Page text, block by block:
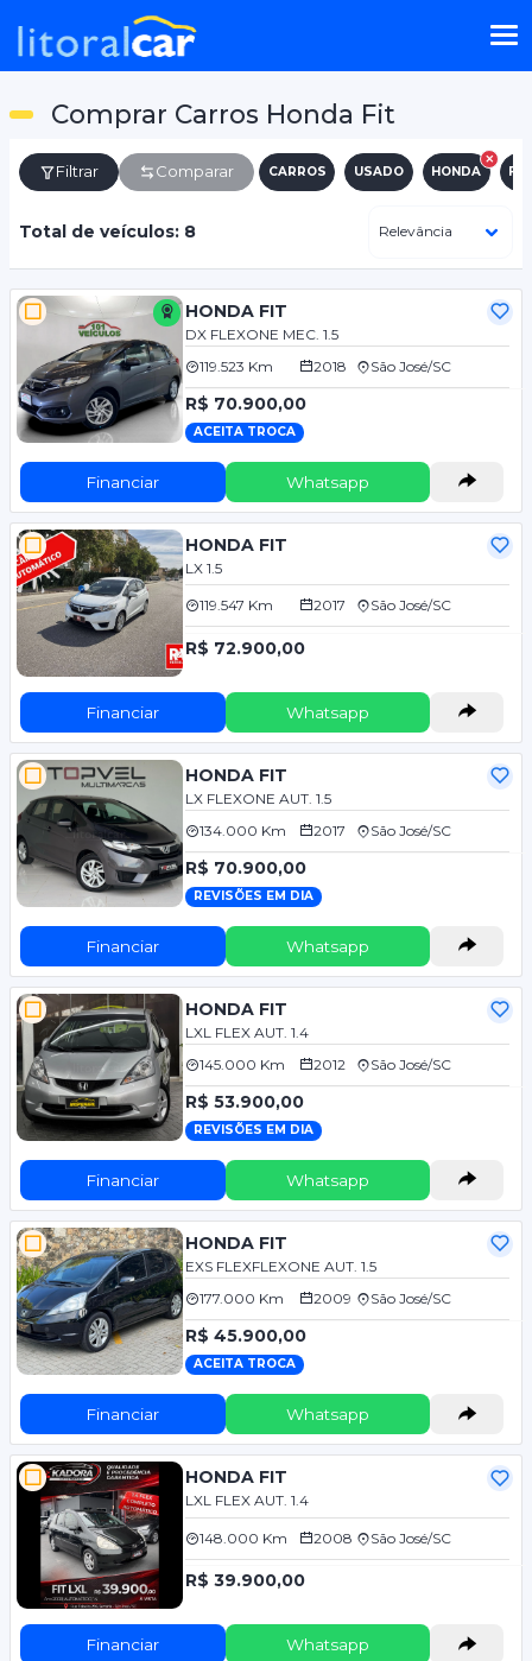
Comprar Carros Honda Fit
Filtrar Comparar CARROS USADO HONDA FIT
Total de veículos: 8
HONDA FIT
DX FLEXONE MEC. 1.5
119.523 Km
2018 São José/SC
R$ 70.900,00
ACEITA TROCA
Financiar Whatsapp
HONDA FIT
LX 1.5
119.547 Km 2017 São José/SC
R$ 72.900,00
Financiar Whatsapp
HONDA FIT
LX FLEXONE AUT. 1.5
134.000 Km
2017 São José/SC
R$ 70.900,00
REVISÕES EM DIA
Financiar Whatsapp
HONDA FIT
LXL FLEX AUT. 1.4
145.000 Km
2012 São José/SC
R$ 53.900,00
REVISÕES EM DIA
Financiar Whatsapp
HONDA FIT
EXS FLEXFLEXONE AUT. 1.5
177.000 Km
2009 São José/SC
R$ 45.900,00
ACEITA TROCA
Financiar Whatsapp
HONDA FIT
LXL FLEX AUT. 1.4
148.000 Km 2008 São José/SC
R$ 39.900,00
Financiar Whatsapp